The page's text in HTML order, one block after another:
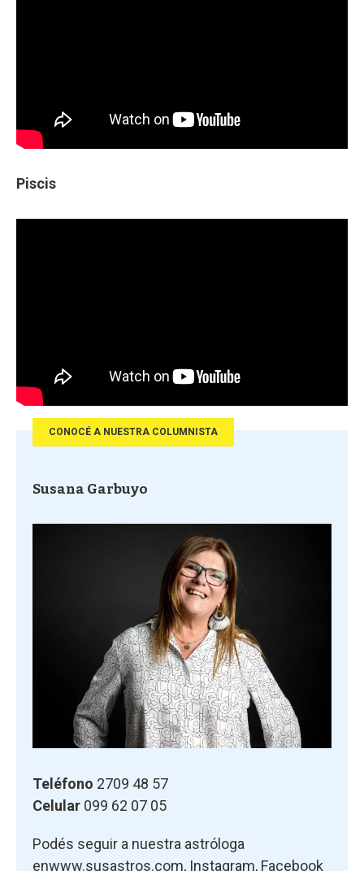
Piscis
CONOCÉ A NUESTRA COLUMNISTA
Susana Garbuyo
Teléfono 2709 48 57
Celular 099 62 07 05
Podés seguir a nuestra astróloga
enwww.susastros.com, Instagram, Facebook